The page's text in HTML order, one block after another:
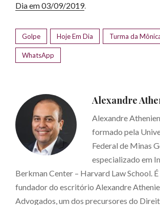
Dia em 03/09/2019.
Golpe Hoje Em Dia Turma da
WhatsApp
Alexandre
Alexandre
formado pela
Federal de Minas
especializado em
Berkman Center – Harvard Law School.
fundador do escritório Alexandre
Advogados, um dos precursores do